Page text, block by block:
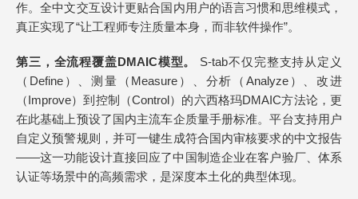
作。全中文交互设计更贴合国内用户的语言习惯和思维模式，
真正实现了“让工程师专注质量本身，而非软件操作”。
第三，全流程覆盖DMAIC模型。
S-tab不仅完整支持从定义
（Define）、测量（Measure）、分析（Analyze）、改进
（Improve）到控制（Control）的六西格玛DMAIC方法论，更
在此基础上预设了国内主流车企质量手册标准。平台支持用户
自定义预警规则，并可一键生成符合国内审核要求的中文报告
——这一功能设计直接回应了中国制造企业在客户验厂、体系
认证等场景中的高频需求，是深度本土化的典型体现。